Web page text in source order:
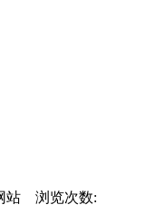
站 浏览次数: